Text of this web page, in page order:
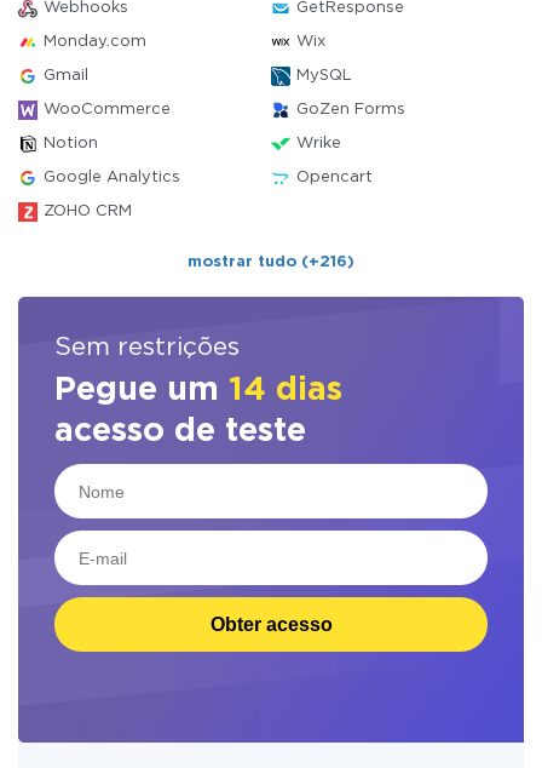
Webhooks GetResponse
Monday.com Wix
Gmail MySQL
WooCommerce GoZen Forms
Notion Wrike
Google Analytics Opencart
ZOHO CRM
mostrar tudo (+216)
Sem restrições
Pegue um 14 dias
acesso de teste
Obter acesso